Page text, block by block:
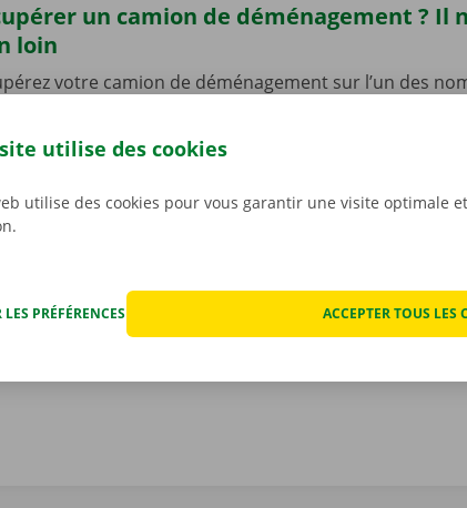
un camion de déménagement ? Il
loin
votre camion de déménagement sur l’un des
près de Sint-Niklaas.De quoi récupérer rapidement
point d’enlèvement est en outre facilement
permettre de laisser votre vélo ou votre voiture sur
de votre camion de déménagement.
utilise des cookies
utilise des cookies pour vous garantir une visite optimale
PRÉFÉRENCES ACCEPTER TOUS LES